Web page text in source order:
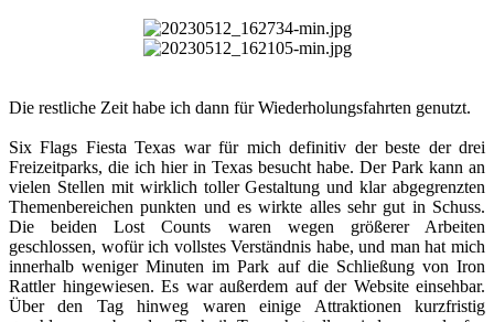
Die restliche Zeit habe ich dann für Wiederholungsfahrten genutzt.
Six Flags Fiesta Texas war für mich definitiv der beste der drei
Freizeitparks, die ich hier in Texas besucht habe. Der Park kann an
vielen Stellen mit wirklich toller Gestaltung und klar abgegrenzten
Themenbereichen punkten und es wirkte alles sehr gut in Schuss.
Die beiden Lost Counts waren wegen größerer Arbeiten
geschlossen, wofür ich vollstes Verständnis habe, und man hat mich
innerhalb weniger Minuten im Park auf die Schließung von Iron
Rattler hingewiesen. Es war außerdem auf der Website einsehbar.
Über den Tag hinweg waren einige Attraktionen kurzfristig